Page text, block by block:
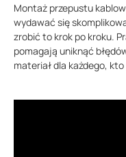
Montaż przepustu
wydawać się
zrobić to krok po kroku.
pomagają uniknąć
materiał dla każdego,